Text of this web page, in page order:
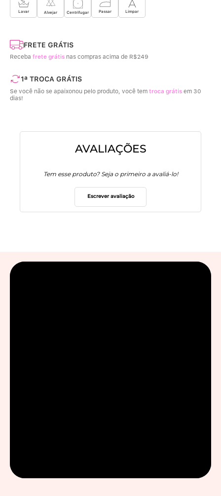
Lavar Alvejar Centrifugar Passar Limpar
FRETE GRÁTIS
Receba frete grátis nas compras acima de R$249
1ª TROCA GRÁTIS
Se você não se apaixonou pelo produto, você tem troca grátis em 30
dias!
AVALIAÇÕES
Tem esse produto? Seja o primeiro a avaliá-lo!
Escrever avaliação